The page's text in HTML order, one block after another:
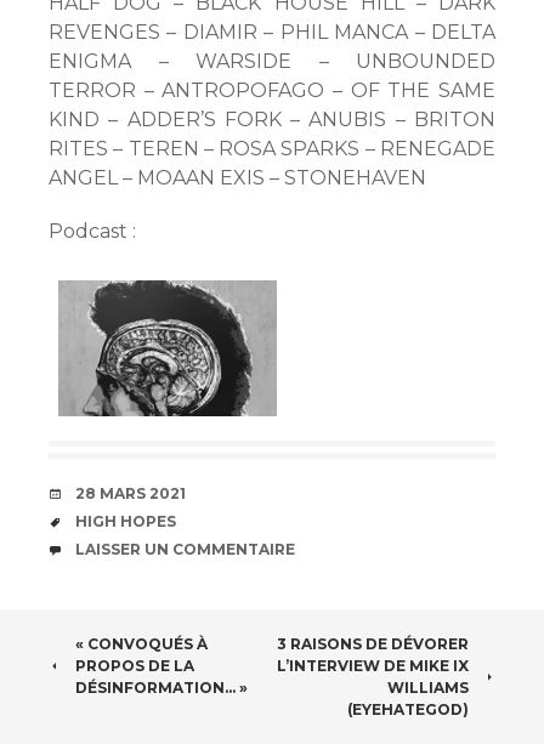
REVENGES – DIAMIR – PHIL MANCA – DELTA
ENIGMA – WARSIDE – UNBOUNDED
TERROR – ANTROPOFAGO – OF THE SAME
KIND – ADDER’S FORK – ANUBIS – BRITON
RITES – TEREN – ROSA SPARKS – RENEGADE
ANGEL – MOAAN EXIS – STONEHAVEN
Podcast :
DATE
28 MARS 2021
ÉTIQUETTES
HIGH HOPES
COMMENTAIRES
LAISSER UN COMMENTAIRE
NAVIGATION
DES
« CONVOQUÉS À
PROPOS DE LA
DÉSINFORMATION… »
3 RAISONS DE DÉVORER
L’INTERVIEW DE MIKE IX
WILLIAMS
(EYEHATEGOD)